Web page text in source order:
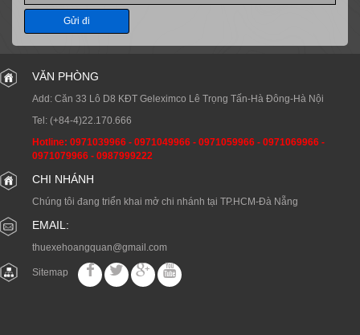
Gửi đi
VĂN PHÒNG
Add: Căn 33 Lô D8 KĐT Geleximco Lê Trọng Tấn-Hà Đông-Hà Nội
Tel: (+84-4)22.170.666
Hotline: 0971039966 - 0971049966 - 0971059966 - 0971069966 -
0971079966 - 0987999222
CHI NHÁNH
Chúng tôi đang triển khai mở chi nhánh tại TP.HCM-Đà Nẵng
EMAIL:
thuexehoangquan@gmail.com
Sitemap